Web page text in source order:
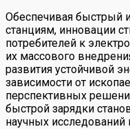
Обеспечивая быстрый
станциям, инновации
потребителей к
их массового
развития устойчивой
зависимости от
перспективных
быстрой зарядки
научных исследований